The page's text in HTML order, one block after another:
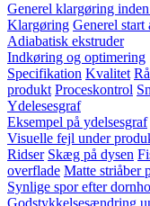
Generel klargøring
Klargøring Generel start
Adiabatisk ekstruder
Indkøring og optimering
Specifikation Kvalitet
produkt Proceskontrol
Ydelesesgraf
Eksempel på ydelsesgraf
Visuelle fejl under
Ridser Skæg på dysen
overflade Matte striåber
Synlige spor efter
Godstykkelsesændring